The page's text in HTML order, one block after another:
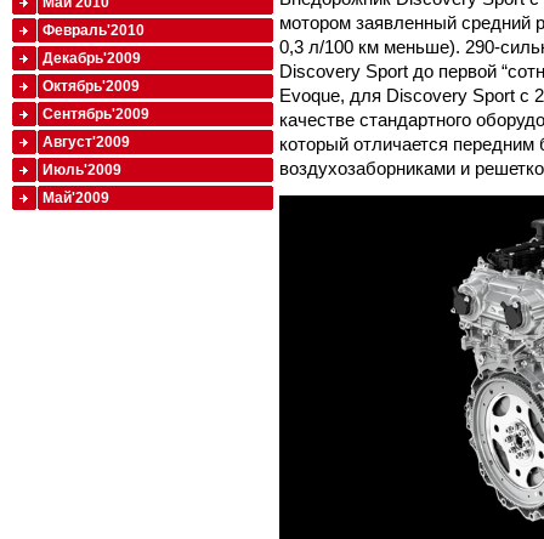
мотором заявленный средний
0,3 л/100 км меньше). 290-
Discovery Sport до первой
Evoque, для Discovery Sport с
качестве стандартного
который отличается
воздухозаборниками и
Февраль'2010
Декабрь'2009
Октябрь'2009
Сентябрь'2009
Август'2009
Июль'2009
Май'2009